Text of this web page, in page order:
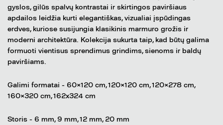
gyslos, gilūs spalvų kontrastai ir skirtingos paviršiaus
apdailos leidžia kurti elegantiškas, vizualiai įspūdingas
erdves, kuriose susijungia klasikinis marmuro grožis ir
moderni architektūra. Kolekcija sukurta taip, kad būtų galima
formuoti vientisus sprendimus grindims, sienoms ir baldų
paviršiams.
Galimi formatai - 60×120 cm, 120×120 cm, 120×278 cm,
160×320 cm, 162x324 cm
Storis - 6 mm, 9 mm, 12 mm, 20 mm